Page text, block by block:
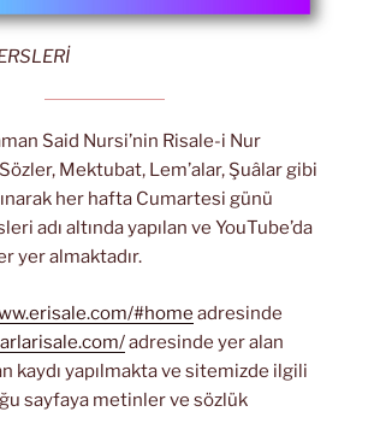
Said Nursi’nin Risale-i Nur
Sözler, Mektubat, Lem’alar, Şuâlar gibi
her hafta Cumartesi günü
adı altında yapılan ve YouTube’da
yer almaktadır.
#home adresinde
adresinde yer alan
kaydı yapılmakta ve sitemizde ilgili
sayfaya metinler ve sözlük